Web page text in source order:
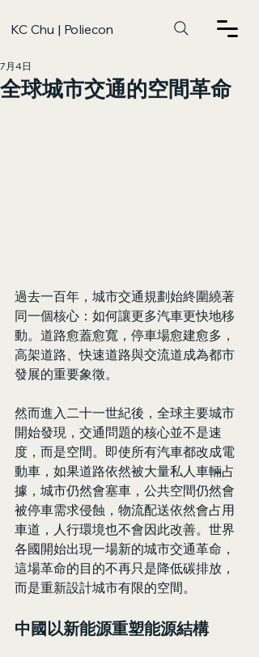
KC Chu | Poliecon
全球城市交通的空間革命
7月4日
過去一百年，城市交通規劃始終圍繞著
同一個核心：如何讓更多汽車更快地移
動。道路愈蓋愈寬，停車場愈建愈多，
高架道路、快速道路與交流道成為都市
發展的重要象徵。
然而進入二十一世紀後，全球主要城市
開始發現，交通問題的核心並不是速
度，而是空間。即使所有汽車都改成電
動車，如果道路依然被大量私人車輛占
據，城市仍然會塞車，公共空間仍然會
被停車需求侵蝕，物流配送依然會占用
車道，人行環境也不會因此改善。世界
各國開始出現一場新的城市交通革命，
這場革命的目的不再只是降低碳排放，
而是重新設計城市有限的空間。
中國以新能源重塑能源結構